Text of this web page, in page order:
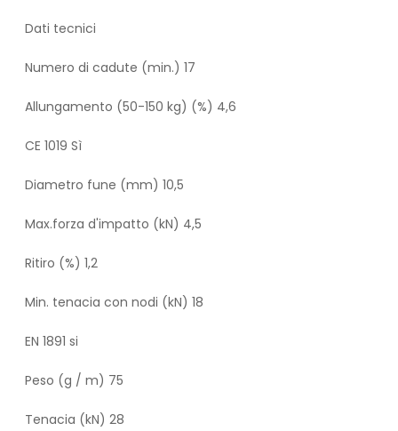
Dati tecnici
Numero di cadute (min.) 17
Allungamento (50-150 kg) (%) 4,6
CE 1019 Sì
Diametro fune (mm) 10,5
Max.forza d'impatto (kN) 4,5
Ritiro (%) 1,2
Min. tenacia con nodi (kN) 18
EN 1891 si
Peso (g / m) 75
Tenacia (kN) 28